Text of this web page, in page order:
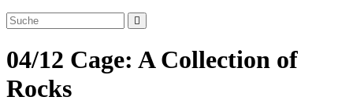
04/12 Cage: A Collection of
Rocks